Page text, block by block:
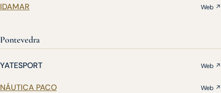
IDAMAR Web ↗
Pontevedra
YATESPORT Web ↗
NÁUTICA PACO Web ↗